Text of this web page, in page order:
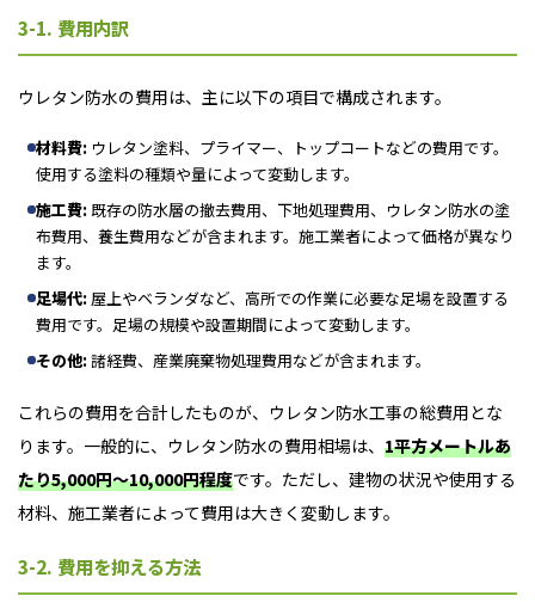
3-1. 費用内訳
ウレタン防水の費用は、主に以下の項目で構成されます。
材料費: ウレタン塗料、プライマー、トップコートなどの費用です。
使用する塗料の種類や量によって変動します。
施工費:既存の防水層の撤去費用、下地処理費用、ウレタン防水の塗
布費用、養生費用などが含まれます。施工業者によって価格が異なり
ます。
足場代: 屋上やベランダなど、高所での作業に必要な足場を設置する
費用です。足場の規模や設置期間によって変動します。
その他:諸経費、産業廃棄物処理費用などが含まれます。
これらの費用を合計したものが、ウレタン防水工事の総費用とな
ります。一般的に、ウレタン防水の費用相場は、 1平方メートルあ
たり5,000円～10,000円程度です。ただし、建物の状況や使用する
材料、施工業者によって費用は大きく変動します。
3-2. 費用を抑える方法